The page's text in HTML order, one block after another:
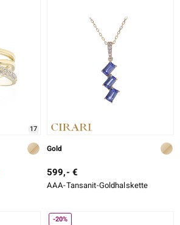
17
Gold
599,- €
AAA-Tansanit-Goldhalskette
-20%